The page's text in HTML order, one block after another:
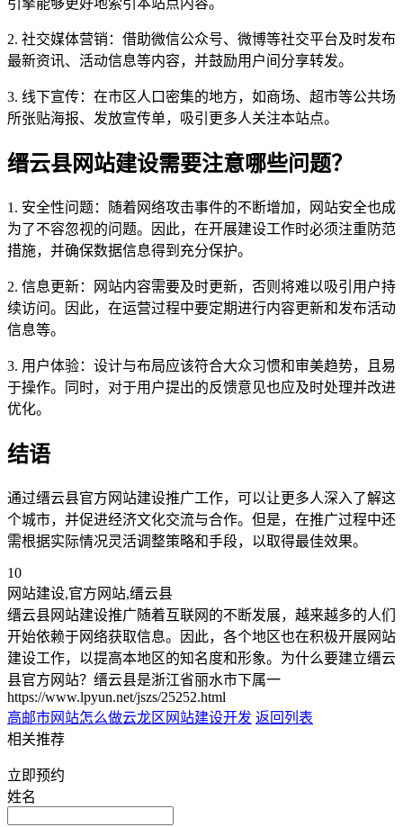
引擎能够更好地索引本站点内容。
2. 社交媒体营销：借助微信公众号、微博等社交平台及时发布
最新资讯、活动信息等内容，并鼓励用户间分享转发。
3. 线下宣传：在市区人口密集的地方，如商场、超市等公共场
所张贴海报、发放宣传单，吸引更多人关注本站点。
缙云县网站建设需要注意哪些问题？
1. 安全性问题：随着网络攻击事件的不断增加，网站安全也成
为了不容忽视的问题。因此，在开展建设工作时必须注重防范
措施，并确保数据信息得到充分保护。
2. 信息更新：网站内容需要及时更新，否则将难以吸引用户持
续访问。因此，在运营过程中要定期进行内容更新和发布活动
信息等。
3. 用户体验：设计与布局应该符合大众习惯和审美趋势，且易
于操作。同时，对于用户提出的反馈意见也应及时处理并改进
优化。
结语
通过缙云县官方网站建设推广工作，可以让更多人深入了解这
个城市，并促进经济文化交流与合作。但是，在推广过程中还
需根据实际情况灵活调整策略和手段，以取得最佳效果。
10
网站建设,官方网站,缙云县
缙云县网站建设推广随着互联网的不断发展，越来越多的人们
开始依赖于网络获取信息。因此，各个地区也在积极开展网站
建设工作，以提高本地区的知名度和形象。为什么要建立缙云
县官方网站？缙云县是浙江省丽水市下属一
https://www.lpyun.net/jszs/25252.html
高邮市网站怎么做云龙区网站建设开发 返回列表
相关推荐
立即预约
姓名